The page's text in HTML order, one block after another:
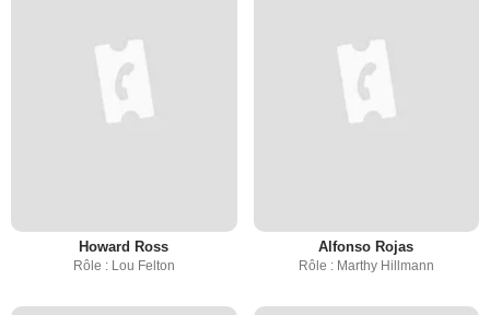
Howard Ross
Rôle : Lou Felton
Alfonso Rojas
Rôle : Marthy Hillmann